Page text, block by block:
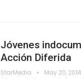
Jóvenes
Acción Diferida
StarMedia May 20, 2014